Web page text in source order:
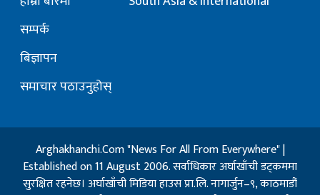
सम्पर्क
बिज्ञापन
समाचार पठाउनुहोस्
Arghakhanchi.Com "News For All From Everywhere" |
Established on 11 August 2006. सर्वाधिकार अर्घाखाँची डट्कममा
सुरक्षित रहनेछ। अर्घाखाँची मिडिया हाउस प्रा.लि. नागार्जुन–९, काठमाडौं